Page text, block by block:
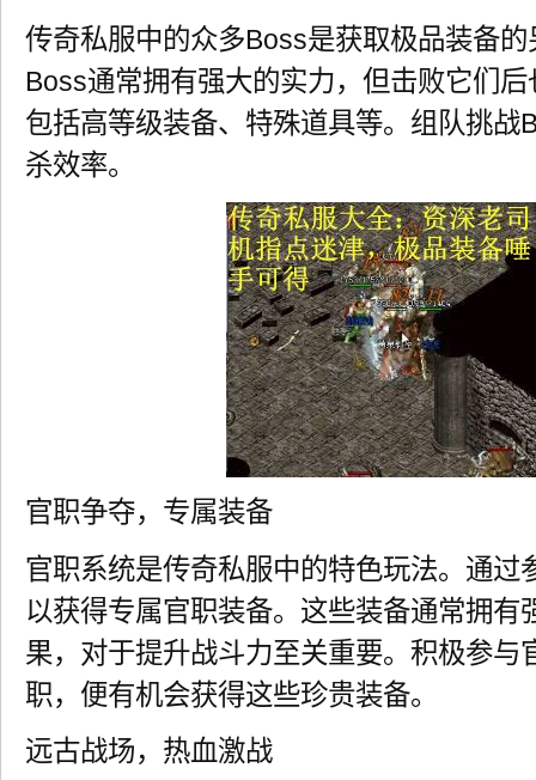
传奇私服中的众多Boss是获取极品装备
Boss通常拥有强大的实力，但击败它们
包括高等级装备、特殊道具等。组队挑战
杀效率。
官职争夺，专属装备
官职系统是传奇私服中的特色玩法。通过
以获得专属官职装备。这些装备通常拥有
果，对于提升战斗力至关重要。积极参与
职，便有机会获得这些珍贵装备。
远古战场，热血激战